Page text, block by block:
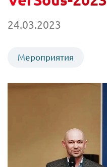
24.03.2023
Мероприятия